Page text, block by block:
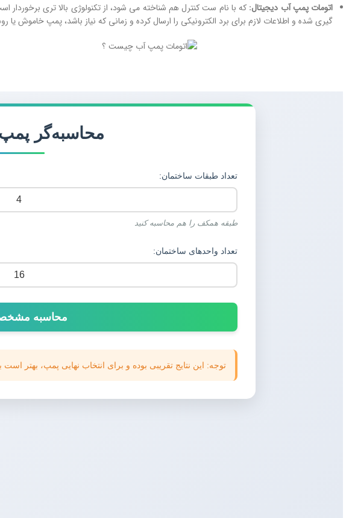
اتومات پمپ آب دیجیتال: که با نام ست کنترل هم شناخته می شود، از تکنولوژی بالا تری
گیری شده و اطلاعات لازم برای برد الکترونیکی را ارسال کرده و زمانی که نیاز باشد، پمپ خاموش
محاسبه‌گر
تعداد طبقات ساختمان:
طبقه همکف را هم محاسبه کنید
تعداد واحدهای ساختمان:
محاسبه
توجه: این نتایج تقریبی بوده و برای انتخاب نهایی پمپ، بهتر است